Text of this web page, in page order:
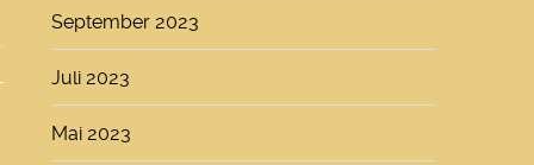
September 2023
Juli 2023
Mai 2023